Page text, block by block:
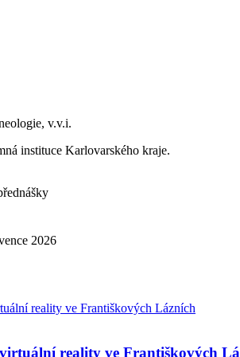
v.v.i.
instituce Karlovarského kraje.
2026
reality ve Františkových